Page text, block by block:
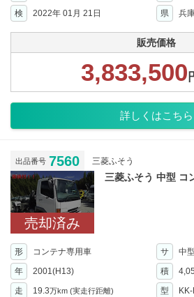
検
2022年 01月 21日 県 兵
販売価格
3,833,500
詳しくはこちら
出品番号 7560 三菱ふそう
売却済み
三菱ふそう 中型 コ
形 コンテナ専用車 サ
中型
年
2001(H13) 積
走 19.3万km (実走行距離) 型